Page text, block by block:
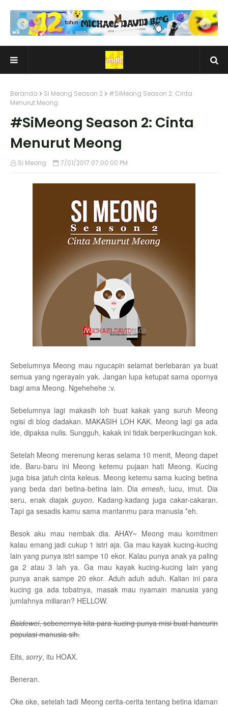
Beranda Si Meong Season 2
#SiMeong Season 2: Cinta
Menurut Meong
#SiMeong Season 2: Cinta
Menurut Meong
Si Meong 7/01/2017 07:00:00 PM
Sebelumnya Meong mau ngucapin selamat berlebaran ya buat
semua yang ngerayain yak. Jangan lupa ketupat sama opornya
bagi ama Meong. Ngehehehe :v.
Sebelumnya lagi makasih loh buat kakak yang suruh Meong
ngisi di blog dadakan. MAKASIH LOH KAK. Meong lagi ga ada
ide, dipaksa nulis. Sungguh, kakak ini tidak berperikucingan kok.
Setelah Meong merenung keras selama 10 menit, Meong dapet
ide. Baru-baru ini Meong ketemu pujaan hati Meong. Kucing
juga bisa jatuh cinta keleus. Meong ketemu sama kucing betina
yang beda dari betina-betina lain. Diaemesh, lucu, imut. Dia
seru, enak diajak guyon. Kadang-kadang juga cakar-cakaran.
Tapi ga sesadis kamu sama mantanmu para manusia *eh.
Besok aku mau nembak dia. AHAY~ Meong mau komitmen
kalau emang jadi cukup 1 istri aja. Ga mau kayak kucing-kucing
lain yang punya istri sampe 10 ekor. Kalau punya anak ya paling
ga 2 atau 3 lah ya. Ga mau kayak kucing-kucing lain yang
punya anak sampe 20 ekor. Aduh aduh aduh. Kalian ini para
kucing ga ada tobatnya, masak mau nyamain manusia yang
jumlahnya miliaran? HELLOW.
Baidewei, sebenernya kita para kucing punya misi buat hancurin
populasi manusia sih.
Eits, sorry, itu HOAX.
Beneran.
Oke oke, setelah tadi Meong cerita-cerita tentang betina idaman